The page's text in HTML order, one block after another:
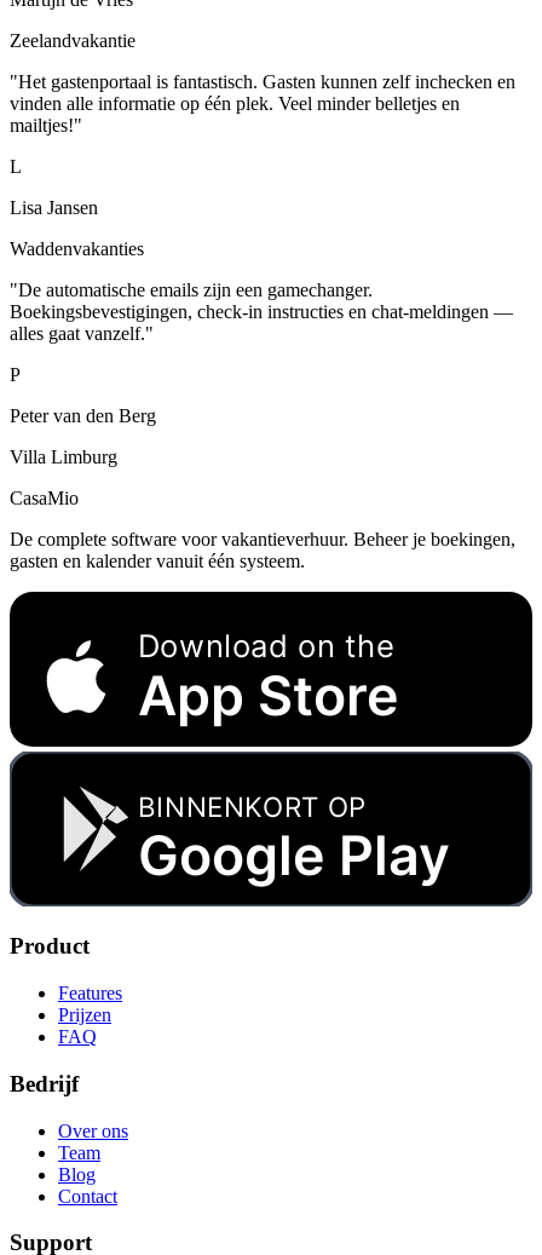
Zeelandvakantie
"Het gastenportaal is fantastisch. Gasten kunnen zelf inchecken en
vinden alle informatie op één plek. Veel minder belletjes en
mailtjes!"
L
Lisa Jansen
Waddenvakanties
"De automatische emails zijn een gamechanger.
Boekingsbevestigingen, check-in instructies en chat-meldingen —
alles gaat vanzelf."
P
Peter van den Berg
Villa Limburg
CasaMio
De complete software voor vakantieverhuur. Beheer je boekingen,
gasten en kalender vanuit één systeem.
Download on the
App Store
BINNENKORT OP
Google Play
Product
Features
Prijzen
FAQ
Bedrijf
Over ons
Team
Blog
Contact
Support